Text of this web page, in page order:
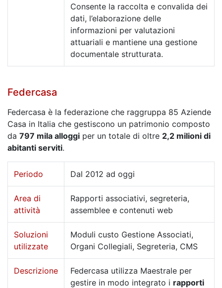
Consente la raccolta e convalida dei
dati, l’elaborazione delle
informazioni per valutazioni
attuariali e mantiene una gestione
documentale strutturata.
Federcasa
Federcasa è la federazione che raggruppa 85 Aziende
Casa in Italia che gestiscono un patrimonio composto
da 797 mila alloggi per un totale di oltre 2,2 milioni di
abitanti serviti.
Periodo Dal 2012 ad oggi
Area di
attività
Rapporti associativi, segreteria,
assemblee e contenuti web
Soluzioni
utilizzate
Moduli custo Gestione Associati,
Organi Collegiali, Segreteria, CMS
Descrizione
Federcasa utilizza Maestrale per
gestire in modo integrato i rapporti